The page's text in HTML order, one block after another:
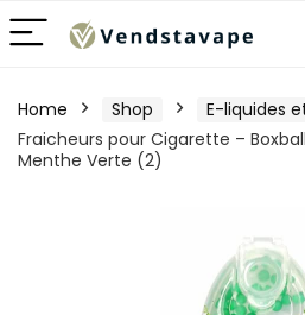
Home Shop E-liquides
Fraicheurs pour Cigarette –
Menthe Verte (2)